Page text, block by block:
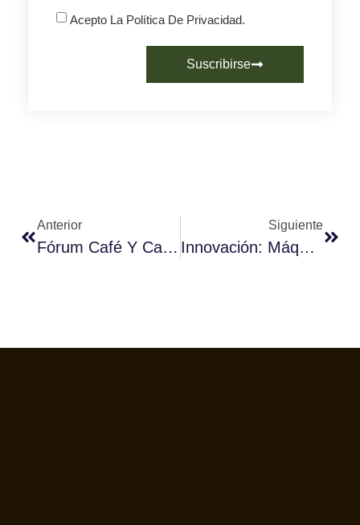
Acepto La Política De Privacidad.
Suscribirse
Anterior
Fórum Café Y Café Mundi: Proyecto Unlift
Siguiente
Innovación: Máquinas De Tostar Café